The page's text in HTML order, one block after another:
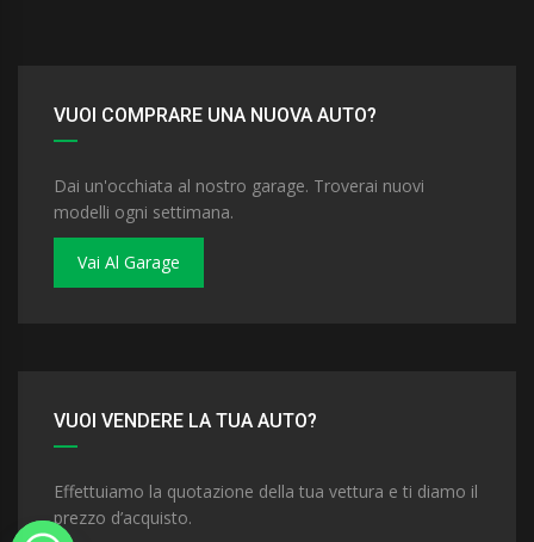
VUOI COMPRARE UNA NUOVA AUTO?
Dai un'occhiata al nostro garage. Troverai nuovi
modelli ogni settimana.
Vai Al Garage
VUOI VENDERE LA TUA AUTO?
Effettuiamo la quotazione della tua vettura e ti diamo il
prezzo d’acquisto.